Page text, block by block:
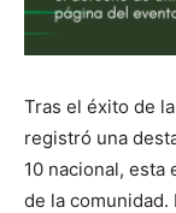
Tras el éxito de
registró una
10 nacional,
de la comunidad.